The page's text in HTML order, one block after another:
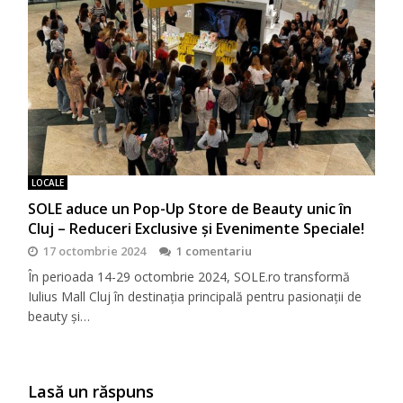
LOCALE
SOLE aduce un Pop-Up Store de Beauty unic în
Cluj – Reduceri Exclusive și Evenimente Speciale!
17 octombrie 2024 1 comentariu
În perioada 14-29 octombrie 2024, SOLE.ro transformă
Iulius Mall Cluj în destinația principală pentru pasionații de
beauty și…
Lasă un răspuns